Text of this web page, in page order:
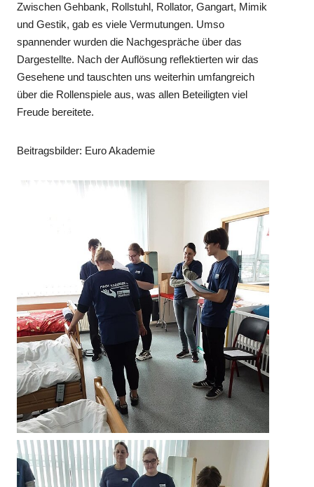
Zwischen Gehbank, Rollstuhl, Rollator, Gangart, Mimik
und Gestik, gab es viele Vermutungen. Umso
spannender wurden die Nachgespräche über das
Dargestellte. Nach der Auflösung reflektierten wir das
Gesehene und tauschten uns weiterhin umfangreich
über die Rollenspiele aus, was allen Beteiligten viel
Freude bereitete.
Beitragsbilder: Euro Akademie